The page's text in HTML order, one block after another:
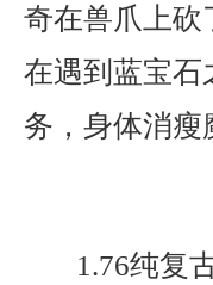
奇在兽爪上砍
在遇到蓝宝石
务，身体消瘦
1.76纯复